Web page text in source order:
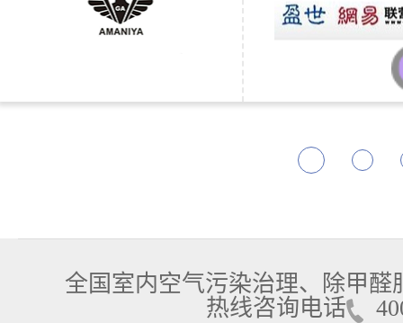
全国室内空气污染治理、除甲
热线咨询电话